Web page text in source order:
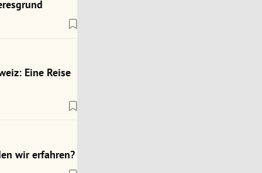
Eine Reise
wir erfahren?